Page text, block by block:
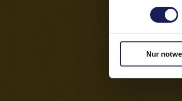
Nur